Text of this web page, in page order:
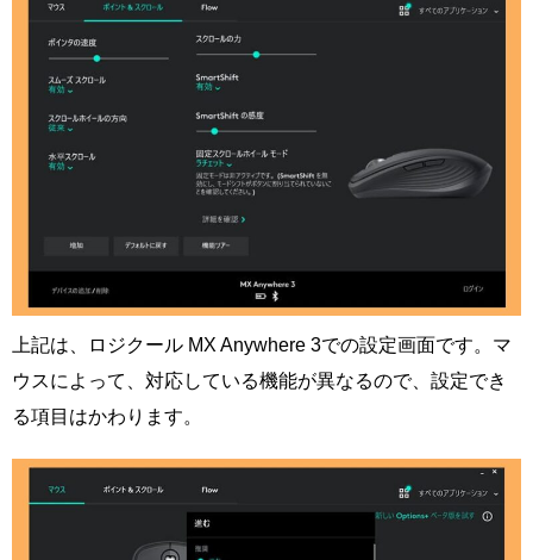
上記は、ロジクール MX Anywhere 3での設定画面です。マ
ウスによって、対応している機能が異なるので、設定でき
る項目はかわります。